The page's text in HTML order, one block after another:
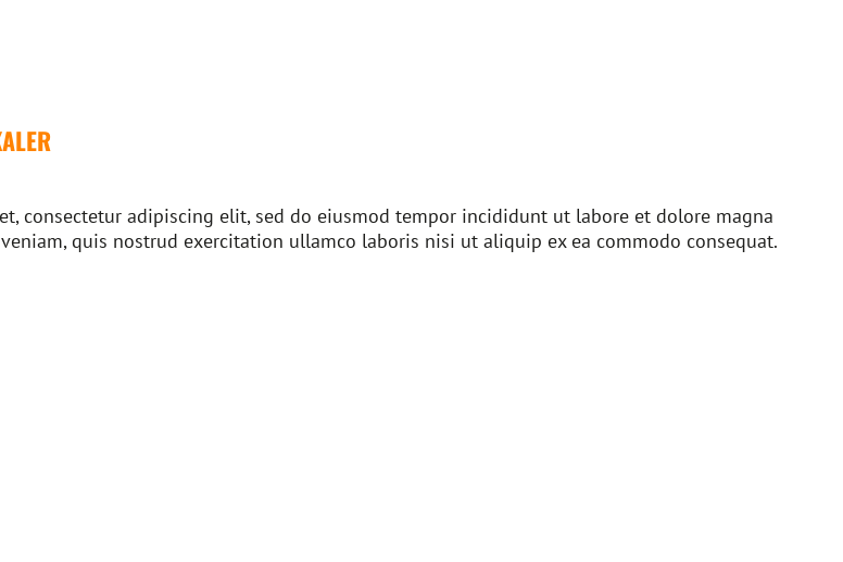
consectetur adipiscing elit, sed do eiusmod tempor incididunt ut labore et dolore magna
quis nostrud exercitation ullamco laboris nisi ut aliquip ex ea commodo consequat.